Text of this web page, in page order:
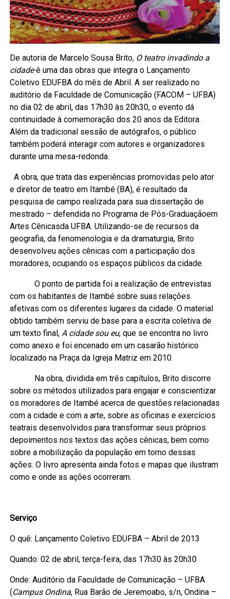
De autoria de Marcelo Sousa Brito, O teatro invadindo a
cidadeé uma das obras que integra o Lançamento
Coletivo EDUFBA do mês de Abril. A ser realizado no
auditório da Faculdade de Comunicação (FACOM – UFBA)
no dia 02 de abril, das 17h30 às 20h30, o evento dá
continuidade à comemoração dos 20 anos da Editora.
Além da tradicional sessão de autógrafos, o público
também poderá interagir com autores e organizadores
durante uma mesa-redonda.
A obra, que trata das experiências promovidas pelo ator
e diretor de teatro em Itambé (BA), é resultado da
pesquisa de campo realizada para sua dissertação de
mestrado – defendida no Programa de Pós-Graduaçãoem
Artes Cênicasda UFBA. Utilizando-se de recursos da
geografia, da fenomenologia e da dramaturgia, Brito
desenvolveu ações cênicas com a participação dos
moradores, ocupando os espaços públicos da cidade.
O ponto de partida foi a realização de entrevistas
com os habitantes de Itambé sobre suas relações
afetivas com os diferentes lugares da cidade. O material
obtido também serviu de base para a escrita coletiva de
um texto final,A cidade sou eu, que se encontra no livro
como anexo e foi encenado em um casarão histórico
localizado na Praça da Igreja Matriz em 2010.
Na obra, dividida em três capítulos, Brito discorre
sobre os métodos utilizados para engajar e conscientizar
os moradores de Itambé acerca de questões relacionadas
com a cidade e com a arte, sobre as oficinas e exercícios
teatrais desenvolvidos para transformar seus próprios
depoimentos nos textos das ações cênicas, bem como
sobre a mobilização da população em torno dessas
ações. O livro apresenta ainda fotos e mapas que ilustram
como e onde as ações ocorreram.
Serviço
O quê: Lançamento Coletivo EDUFBA – Abril de 2013
Quando: 02 de abril, terça-feira, das 17h30 às 20h30
Onde: Auditório da Faculdade de Comunicação – UFBA
(Campus Ondina, Rua Barão de Jeremoabo, s/n, Ondina –